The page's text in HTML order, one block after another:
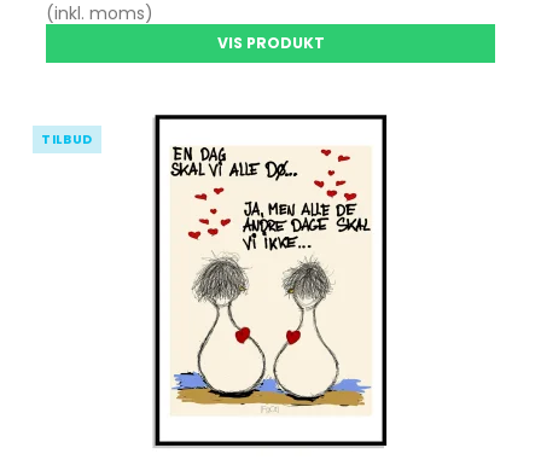
(inkl. moms)
VIS PRODUKT
TILBUD